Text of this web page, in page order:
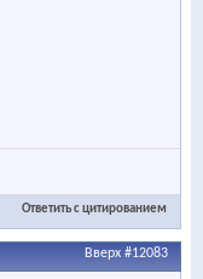
Ответить с цитированием
Вверх #12083